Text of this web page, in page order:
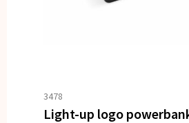
3478
Light-up logo